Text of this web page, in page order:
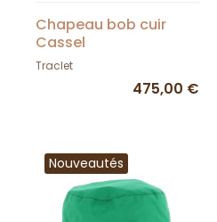
Chapeau bob cuir
Cassel
Traclet
475,00 €
Nouveautés